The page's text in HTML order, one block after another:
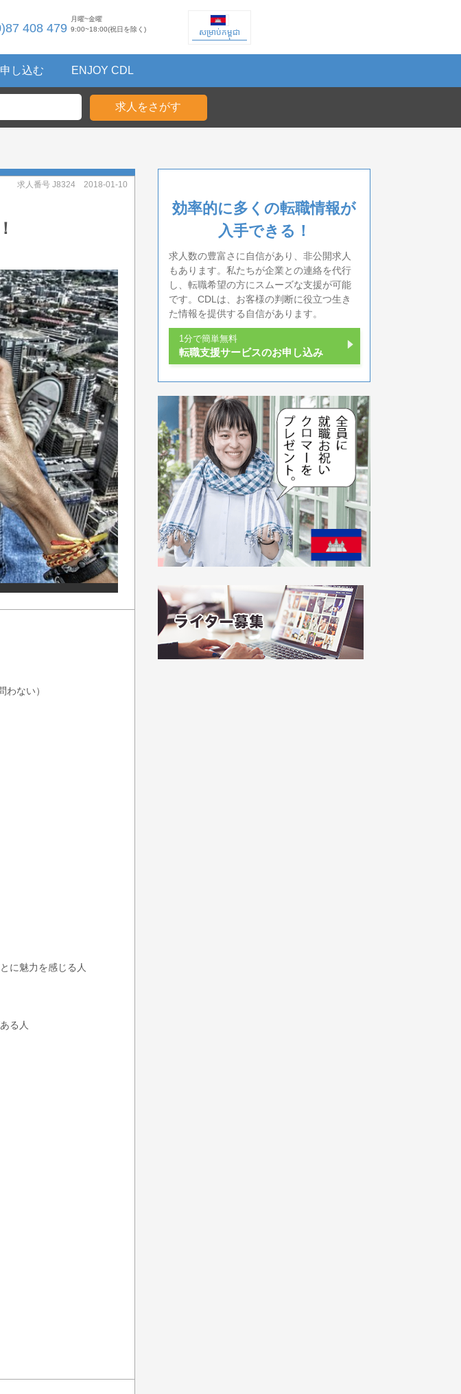
408 479
月曜~金曜
9:00~18:00(祝日を除く)
សម្រាប់កម្ពុជា
し込む ENJOY CDL
求人番号 J8324 2018-01-10
わない）
に魅力を感じる人
る人
効率的に多くの転職情報が
入手できる！
求人数の豊富さに自信があり、非公開求人
もあります。私たちが企業との連絡を代行
し、転職希望の方にスムーズな支援が可能
です。CDLは、お客様の判断に役立つ生き
た情報を提供する自信があります。
1分で簡単無料
転職支援サービスのお申し込み